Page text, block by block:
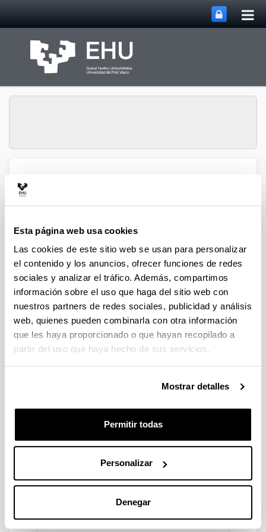
Esta página web usa cookies
Las cookies de este sitio web se usan para personalizar
el contenido y los anuncios, ofrecer funciones de redes
sociales y analizar el tráfico. Además, compartimos
información sobre el uso que haga del sitio web con
nuestros partners de redes sociales, publicidad y análisis
web, quienes pueden combinarla con otra información
que les haya proporcionado o que hayan recopilado a
partir del uso que haya hecho de sus servicios.
Mostrar detalles
Permitir todas
Personalizar
Denegar
Dirección para la
Hezkidetzaren alde
busti!
Curso online
Este formulario ya
no está disponible.
Este formulario tiene una fecha de
caducidad. Póngase en contacto con el
propietario del formulario si cree que se
trata de un error.